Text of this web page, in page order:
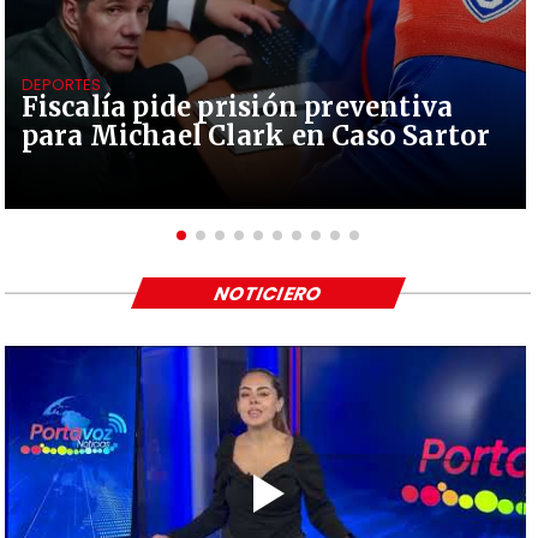
Fiscalía pide prisión preventiva
para Michael Clark en Caso Sartor
DEPORTES
NOTICIERO